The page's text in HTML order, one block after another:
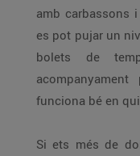
amb carbassons
es pot pujar un
bolets de
funciona bé en
Si ets més de